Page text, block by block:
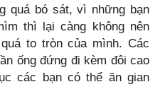
quá bó sát, vì những bạn
thì lại càng không nên
to tròn của mình. Các
ống đứng đi kèm đôi cao
các bạn có thể ăn gian